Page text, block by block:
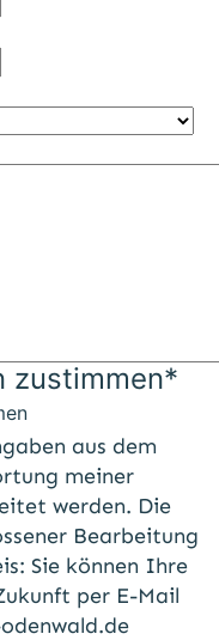
zustimmen*
aus dem
meiner
werden. Die
Bearbeitung
Sie können Ihre
per E-Mail